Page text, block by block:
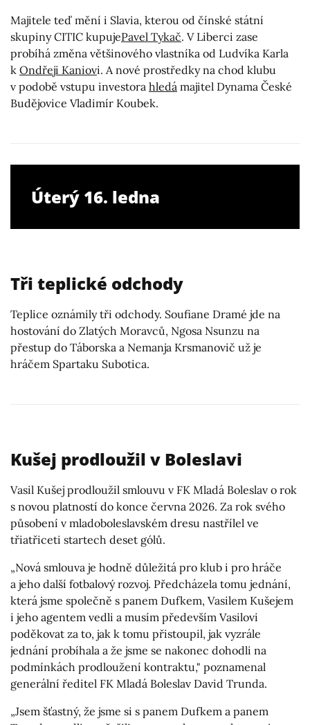
Majitele teď mění i Slavia, kterou od čínské státní
skupiny CITIC kupujePavel Tykač. V Liberci zase
probíhá změna většinového vlastníka od Ludvíka Karla
k Ondřeji Kaniovi. A nové prostředky na chod klubu
v podobě vstupu investora hledá majitel Dynama České
Budějovice Vladimír Koubek.
Úterý 16. ledna
Tři teplické odchody
Teplice oznámily tři odchody. Soufiane Dramé jde na
hostování do Zlatých Moravců, Ngosa Nsunzu na
přestup do Táborska a Nemanja Krsmanovič už je
hráčem Spartaku Subotica.
Kušej prodloužil v Boleslavi
Vasil Kušej prodloužil smlouvu v FK Mladá Boleslav o rok
s novou platností do konce června 2026. Za rok svého
působení v mladoboleslavském dresu nastřílel ve
třiatřiceti startech deset gólů.
„Nová smlouva je hodně důležitá pro klub i pro hráče
a jeho další fotbalový rozvoj. Předcházela tomu jednání,
která jsme společně s panem Dufkem, Vasilem Kušejem
i jeho agentem vedli a musím především Vasilovi
poděkovat za to, jak k tomu přistoupil, jak vyzrále
jednání probíhala a že jsme se nakonec dohodli na
podmínkách prodloužení kontraktu," poznamenal
generální ředitel FK Mladá Boleslav David Trunda.
„Jsem šťastný, že jsme si s panem Dufkem a panem